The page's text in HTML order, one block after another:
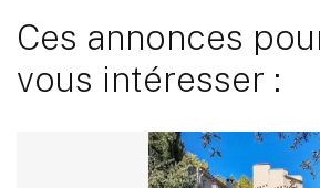
Ces annonces
vous intéresser :